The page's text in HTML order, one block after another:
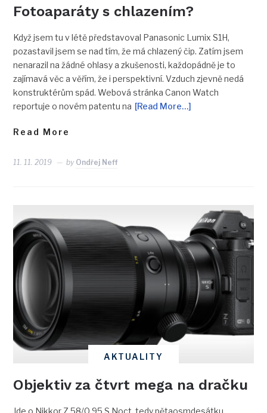
Fotoaparáty s chlazením?
Když jsem tu v létě představoval Panasonic Lumix S1H,
pozastavil jsem se nad tím, že má chlazený čip. Zatím jsem
nenarazil na žádné ohlasy a zkušenosti, každopádně je to
zajímavá věc a věřím, že i perspektivní. Vzduch zjevně nedá
konstruktérům spád. Webová stránka Canon Watch
reportuje o novém patentu na [Read More…]
Read More
11. 11. 2019 by Ondřej Neff
AKTUALITY
Objektiv za čtvrt mega na dračku